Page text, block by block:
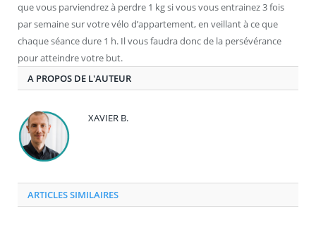
que vous parviendrez à perdre 1 kg si vous vous entrainez 3 fois
par semaine sur votre vélo d’appartement, en veillant à ce que
chaque séance dure 1 h. Il vous faudra donc de la persévérance
pour atteindre votre but.
A PROPOS DE L'AUTEUR
XAVIER B.
ARTICLES SIMILAIRES